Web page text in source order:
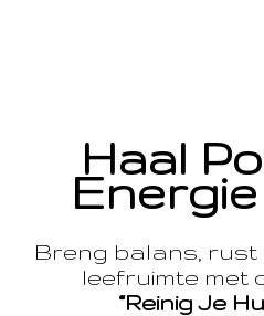
Haal
Breng balans, rust
leefruimte met
“Reinig Je